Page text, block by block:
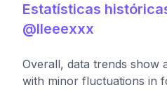
Estatísticas
@lleeexxx
Overall, data trends show
with minor fluctuations in